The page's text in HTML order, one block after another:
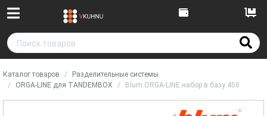
Каталог товаров
Разделительные системы
ORGA-LINE для TANDEMBOX
Blum ORGA-LINE набор в базу 450